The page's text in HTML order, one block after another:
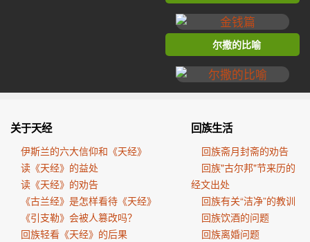
尔撒的比喻
关于天经
伊斯兰的六大信仰和《天经》
读《天经》的益处
读《天经》的劝告
《古兰经》是怎样看待《天经》
《引支勒》会被人篡改吗？
回族轻看《天经》的后果
回族生活
回族斋月封斋的劝告
回族"古尔邦"节来历的
经文出处
回族有关“洁净”的教训
回族饮酒的问题
回族离婚问题